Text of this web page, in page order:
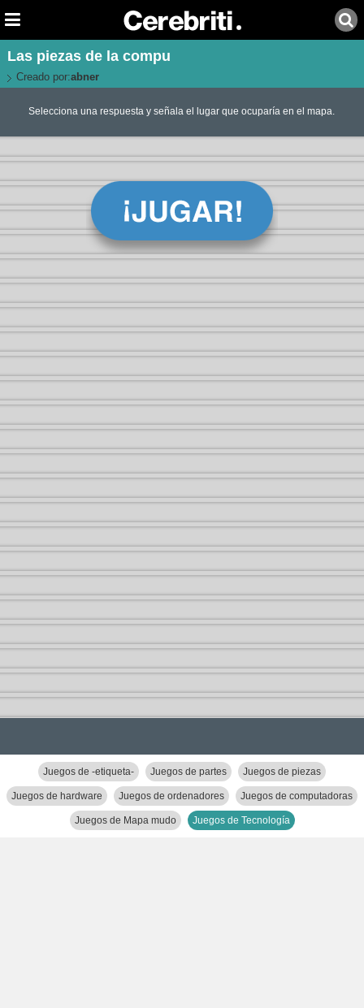
Las piezas de la compu
Creado por:abner
Selecciona una respuesta y señala el lugar que ocuparía en el mapa.
Juegos de -etiqueta- Juegos de partes Juegos de piezas
Juegos de hardware Juegos de ordenadores Juegos de computadoras
Juegos de Mapa mudo Juegos de Tecnología